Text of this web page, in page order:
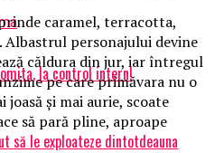
la control intern!
să le exploateze dintotdeauna
caramel, terracotta,
personajului devine
căldura din jur, iar întregul
pe care primăvara nu o
joasă și mai aurie, scoate
să pară pline, aproape